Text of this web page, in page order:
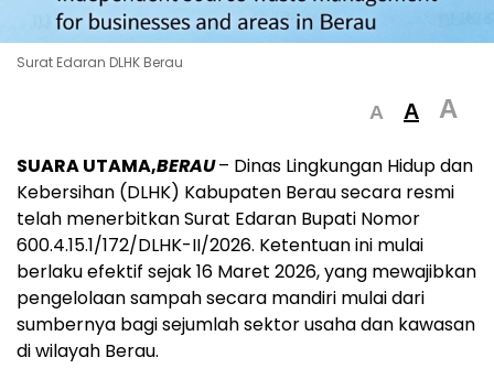
Surat Edaran DLHK Berau
A A A
SUARA UTAMA,BERAU– Dinas Lingkungan Hidup dan
Kebersihan (DLHK) Kabupaten Berau secara resmi
telah menerbitkan Surat Edaran Bupati Nomor
600.4.15.1/172/DLHK-II/2026. Ketentuan ini mulai
berlaku efektif sejak 16 Maret 2026, yang mewajibkan
pengelolaan sampah secara mandiri mulai dari
sumbernya bagi sejumlah sektor usaha dan kawasan
di wilayah Berau.